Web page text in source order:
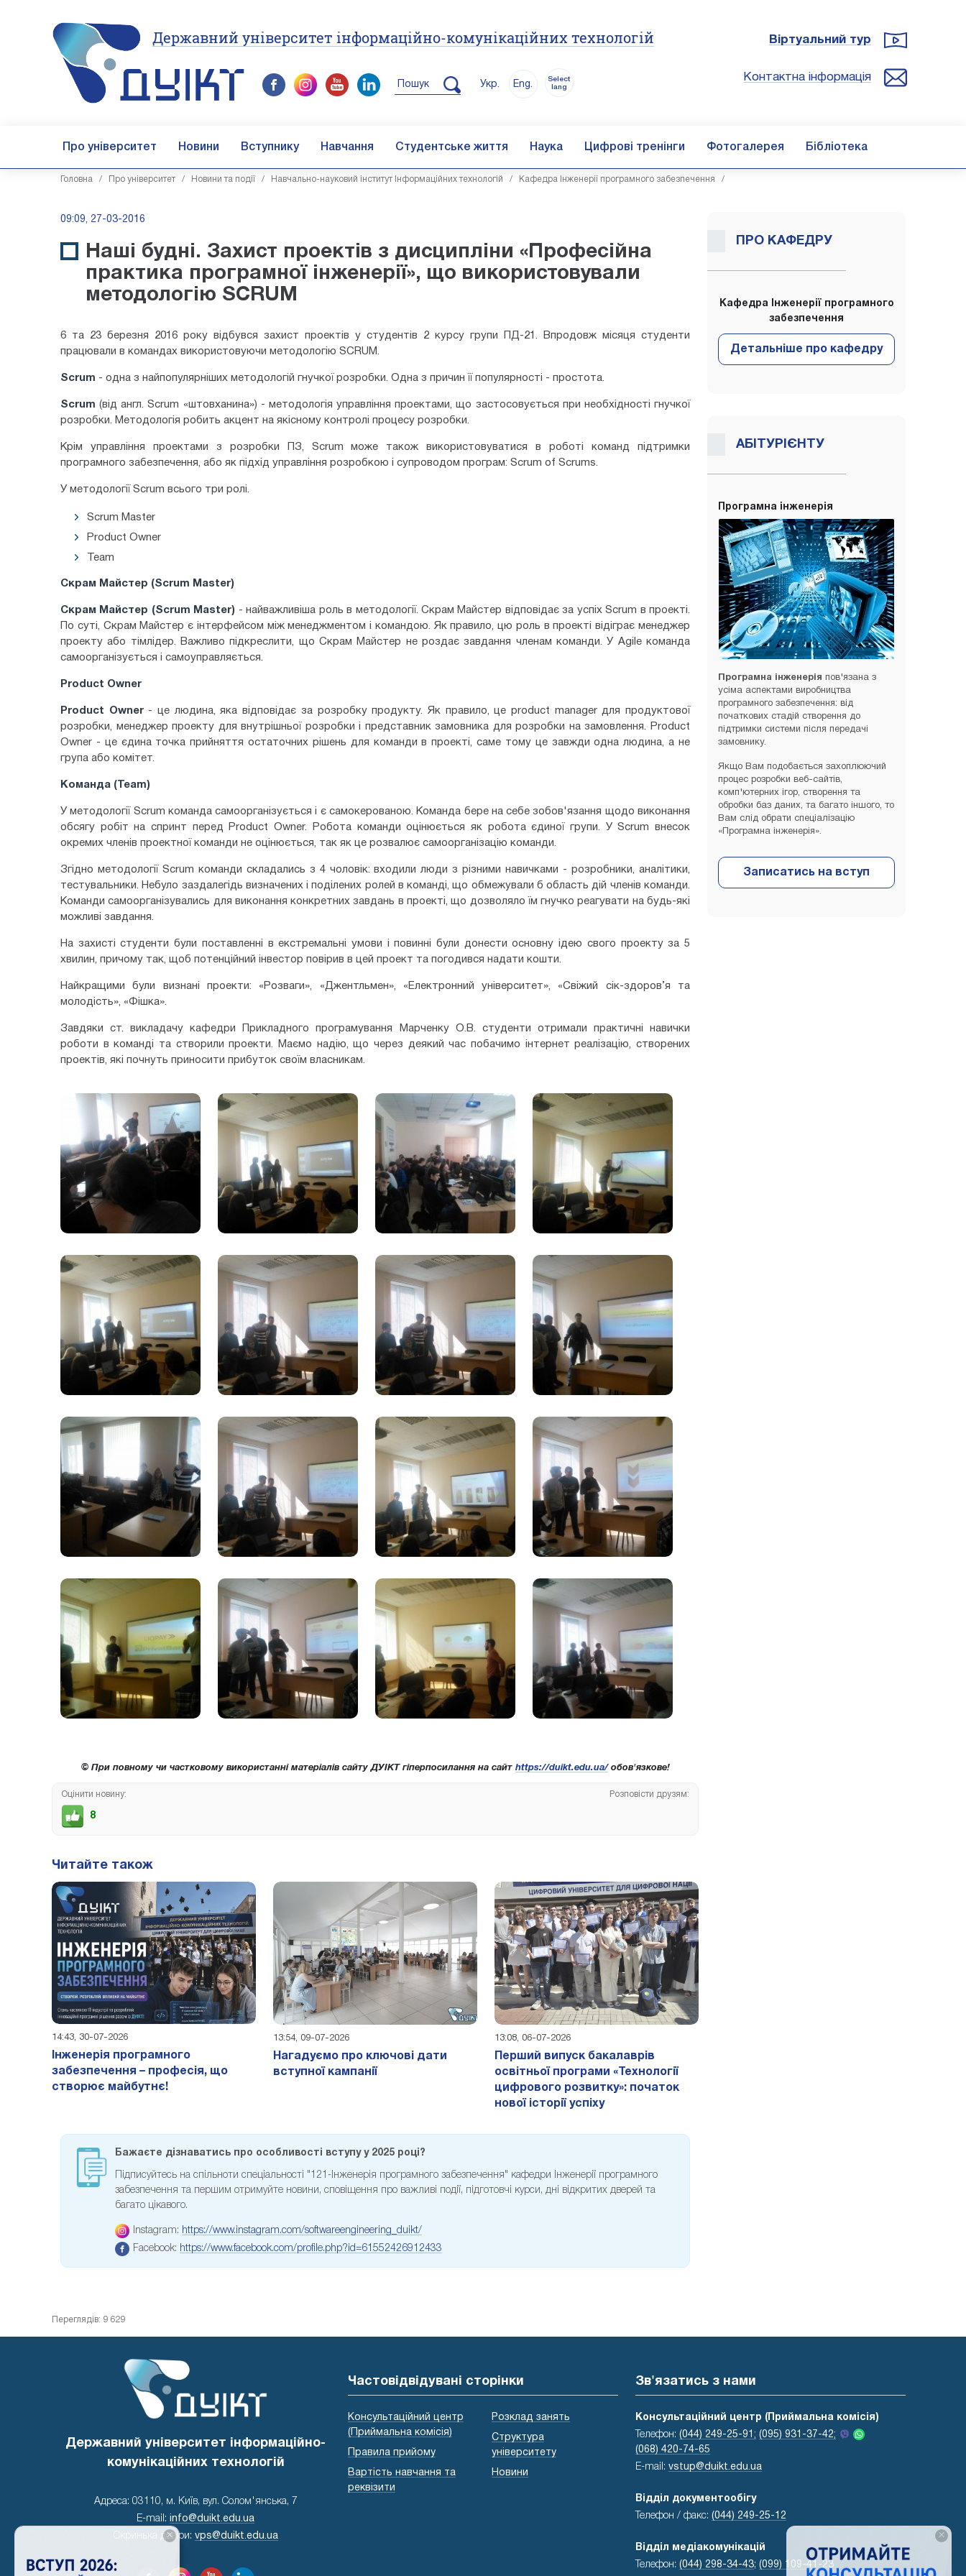
Державний університет інформаційно-комунікаційних технологій
Пошук Укр. Eng.
Select
lang
Віртуальний тур
Контактна інформація
Про університет Новини Вступнику Навчання Студентське життя Наука Цифрові тренінги Фотогалерея Бібліотека
Головна / Про університет/ Новини та події / Навчально-науковий інститут Інформаційних технологій / Кафедра Інженерії програмного забезпечення /
09:09, 27-03-2016
Наші будні. Захист проектів з дисципліни «Професійна
практика програмної інженерії», що використовували
методологію SCRUM
6 та 23 березня 2016 року відбувся захист проектів у студентів 2 курсу групи ПД-21. Впродовж місяця студенти
працювали в командах використовуючи методологію SCRUM.
Scrum - одна з найпопулярніших методологій гнучкої розробки. Одна з причин її популярності - простота.
Scrum (від англ. Scrum «штовханина») - методологія управління проектами, що застосовується при необхідності гнучкої
розробки. Методологія робить акцент на якісному контролі процесу розробки.
Крім управління проектами з розробки ПЗ, Scrum може також використовуватися в роботі команд підтримки
програмного забезпечення, або як підхід управління розробкою і супроводом програм: Scrum of Scrums.
У методології Scrum всього три ролі.
Scrum Master
Product Owner
Team
Скрам Майстер (Scrum Master)
Скрам Майстер (Scrum Master) - найважливіша роль в методології. Скрам Майстер відповідає за успіх Scrum в проекті.
По суті, Скрам Майстер є інтерфейсом між менеджментом і командою. Як правило, цю роль в проекті відіграє менеджер
проекту або тімлідер. Важливо підкреслити, що Скрам Майстер не роздає завдання членам команди. У Agile команда
самоорганізується і самоуправляється.
Product Owner
Product Owner- це людина, яка відповідає за розробку продукту. Як правило, це product manager для продуктової
розробки, менеджер проекту для внутрішньої розробки і представник замовника для розробки на замовлення. Product
Owner - це єдина точка прийняття остаточних рішень для команди в проекті, саме тому це завжди одна людина, а не
група або комітет.
Команда (Team)
У методології Scrum команда самоорганізується і є самокерованою. Команда бере на себе зобов'язання щодо виконання
обсягу робіт на спринт перед Product Owner. Робота команди оцінюється як робота єдиної групи. У Scrum внесок
окремих членів проектної команди не оцінюється, так як це розвалює самоорганізацію команди.
Згідно методології Scrum команди складались з 4 чоловік: входили люди з різними навичками - розробники, аналітики,
тестувальники. Небуло заздалегідь визначених і поділених ролей в команді, що обмежували б область дій членів команди.
Команди самоорганізувались для виконання конкретних завдань в проекті, що дозволяло їм гнучко реагувати на будь-які
можливі завдання.
На захисті студенти були поставленні в екстремальні умови і повинні були донести основну ідею свого проекту за 5
хвилин, причому так, щоб потенційний інвестор повірив в цей проект та погодився надати кошти.
Найкращими були визнані проекти: «Розваги», «Джентльмен», «Електронний університет», «Свіжий сік-здоров’я та
молодість», «Фішка».
Завдяки ст. викладачу кафедри Прикладного програмування Марченку О.В. студенти отримали практичні навички
роботи в команді та створили проекти. Маємо надію, що через деякий час побачимо інтернет реалізацію, створених
проектів, які почнуть приносити прибуток своїм власникам.
© При повному чи частковому використанні матеріалів сайту ДУІКТ гіперпосилання на сайт https://duikt.edu.ua/обов'язкове!
Оцінити новину:
8
Розповісти друзям:
Читайте також
14:43, 30-07-2026
Інженерія програмного
забезпечення – професія, що
створює майбутнє!
13:54, 09-07-2026
Нагадуємо про ключові дати
вступної кампанії
13:08, 06-07-2026
Перший випуск бакалаврів
освітньої програми «Технології
цифрового розвитку»: початок
нової історії успіху
Бажаєте дізнаватись про особливості вступу у 2025 році?
Підписуйтесь на спільноти спеціальності "121-Інженерія програмного забезпечення" кафедри Інженерії програмного
забезпечення та першим отримуйте новини, сповіщення про важливі події, підготовчі курси, дні відкритих дверей та
багато цікавого.
Instagram: https://www.instagram.com/softwareengineering_duikt/
Facebook: https://www.facebook.com/profile.php?id=61552426912433
ПРО КАФЕДРУ
Кафедра Інженерії програмного
забезпечення
АБІТУРІЄНТУ
Програмна інженерія
Програмна інженерія пов'язана з
усіма аспектами виробництва
програмного забезпечення: від
початкових стадій створення до
підтримки системи після передачі
замовнику.
Якщо Вам подобається захоплюючий
процес розробки веб-сайтів,
комп'ютерних ігор, створення та
обробки баз даних, та багато іншого, то
Вам слід обрати спеціалізацію
«Програмна інженерія».
Переглядів: 9 629
Державний університет інформаційно-
комунікаційних технологій
Адреса: 03110, м. Київ, вул. Солом'янська, 7
E-mail:
info@duikt.edu.ua
Скринька довіри: vps@duikt.edu.ua
Частовідвідувані сторінки
Консультаційний центр
(Приймальна комісія)
Правила прийому
Вартість навчання та
реквізити
Розклад занять
Структура
університету
Новини
Зв'язатись з нами
Консультаційний центр (Приймальна комісія)
Телефон: (044) 249-25-91; (095) 931-37-42;
(068) 420-74-65
E-mail: vstup@duikt.edu.ua
Відділ документообігу
Телефон / факс: (044) 249-25-12
Відділ медіакомунікацій
Телефон: (044) 298-34-43; (099) 109-41-23
×
×